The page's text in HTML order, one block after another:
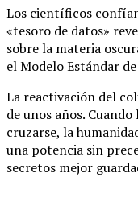
Los científicos
«tesoro de datos»
sobre la materia
el Modelo Estándar
La reactivación del
de unos años.
cruzarse, la
una potencia sin
secretos mejor